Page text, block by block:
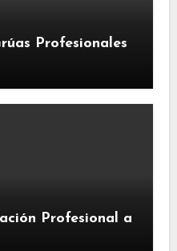
Profesionales
Profesional a